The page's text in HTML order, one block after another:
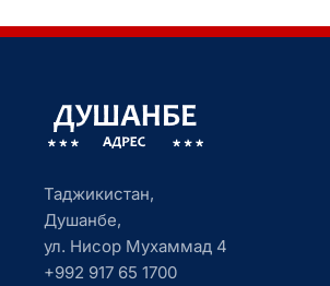
Таджикистан,
Душанбе,
ул. Нисор Мухаммад 4
+992 917 65 1700